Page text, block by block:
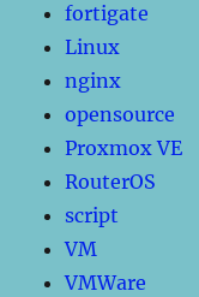
fortigate
Linux
nginx
opensource
Proxmox VE
RouterOS
script
VM
VMWare